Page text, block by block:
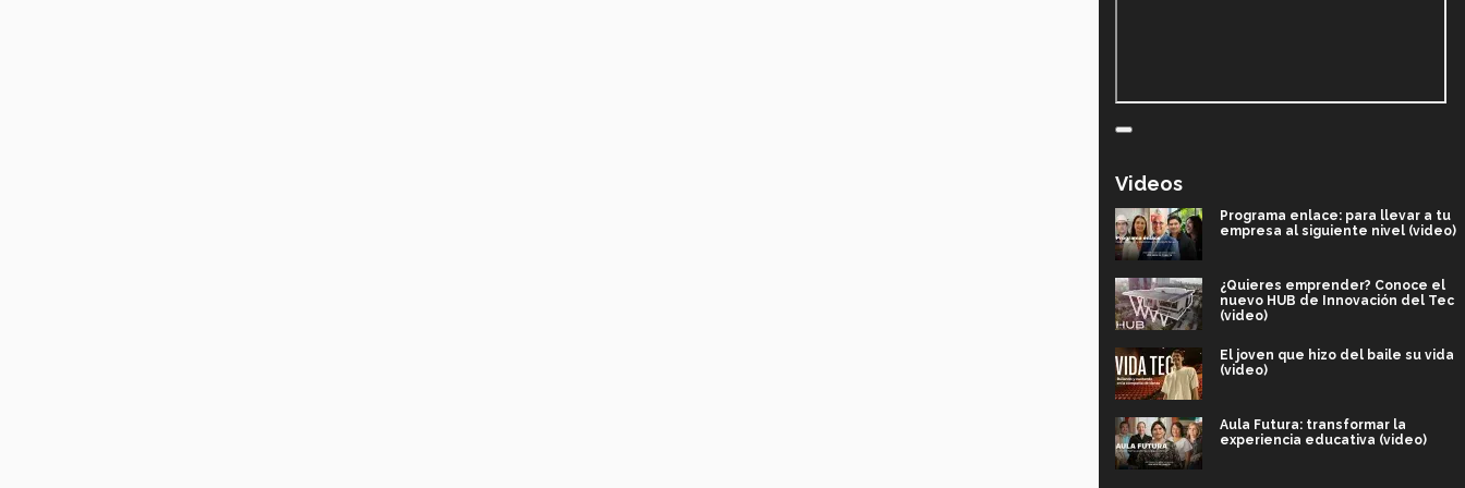
Videos
Programa enlace: para llevar a tu
empresa al siguiente nivel (video)
¿Quieres emprender? Conoce el
nuevo HUB de Innovación del Tec
(video)
El joven que hizo del baile su vida
(video)
Aula Futura: transformar la
experiencia educativa (video)